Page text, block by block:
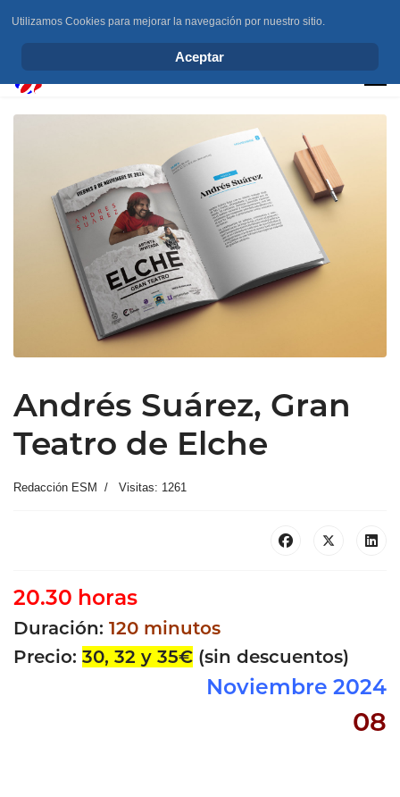
Andrés Suárez, Gran
Teatro de Elche
Redacción ESM Visitas: 1261
20.30 horas
Duración: 120 minutos
Precio: 30, 32 y 35€ (sin descuentos)
Noviembre 2024
08
Utilizamos Cookies para mejorar la navegación por nuestro sitio.
Aceptar